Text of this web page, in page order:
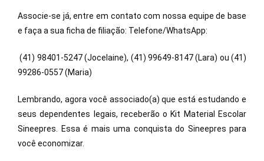
Associe-se já, entre em contato com nossa equipe de base
e faça a sua ficha de filiação: Telefone/WhatsApp:
(41) 98401-5247 (Jocelaine), (41) 99649-8147 (Lara) ou (41)
99286-0557 (Maria)
Lembrando, agora você associado(a) que está estudando e
seus dependentes legais, receberão o Kit Material Escolar
Sineepres. Essa é mais uma conquista do Sineepres para
você economizar.